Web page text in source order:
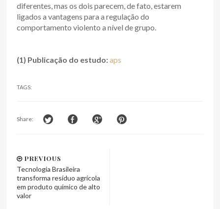
diferentes, mas os dois parecem, de fato, estarem
ligados a vantagens para a regulação do
comportamento violento a nível de grupo.
(1) Publicação do estudo:aps
TAGS:
Share:
PREVIOUS
Tecnologia Brasileira
transforma resíduo agrícola
em produto químico de alto
valor